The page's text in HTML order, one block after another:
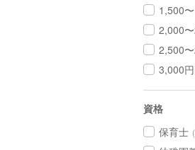
1,500
2,000
2,500
3,000
資格
保育士